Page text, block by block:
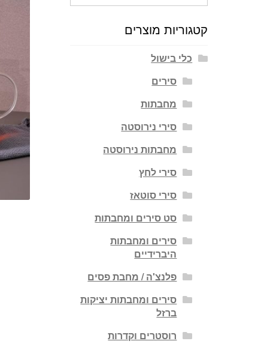
קטגוריות מוצרים
כלי בישול
סירים
מחבתות
סירי נירוסטה
מחבתות נירוסטה
סירי לחץ
סירי סוטאז
סט סירים ומחבתות
סירים ומחבתות
היברידיים
פלנצ'ה / מחבת פסים
סירים ומחבתות יציקות
ברזל
רוסטרים וקדרות